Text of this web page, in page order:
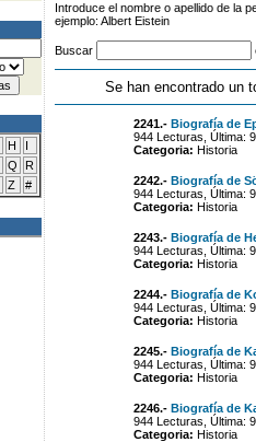
H
I
Q
R
Z #
Introduce el nombre o apellido de la
ejemplo: Albert Eistein
Buscar
Se han encontrado un
2241.- Biografía de
944 Lecturas, Última:
Categoria: Historia
2242.- Biografía de
944 Lecturas, Última:
Categoria: Historia
2243.- Biografía de
944 Lecturas, Última:
Categoria: Historia
2244.- Biografía de
944 Lecturas, Última:
Categoria: Historia
2245.- Biografía de
944 Lecturas, Última:
Categoria: Historia
2246.- Biografía de
944 Lecturas, Última:
Categoria: Historia